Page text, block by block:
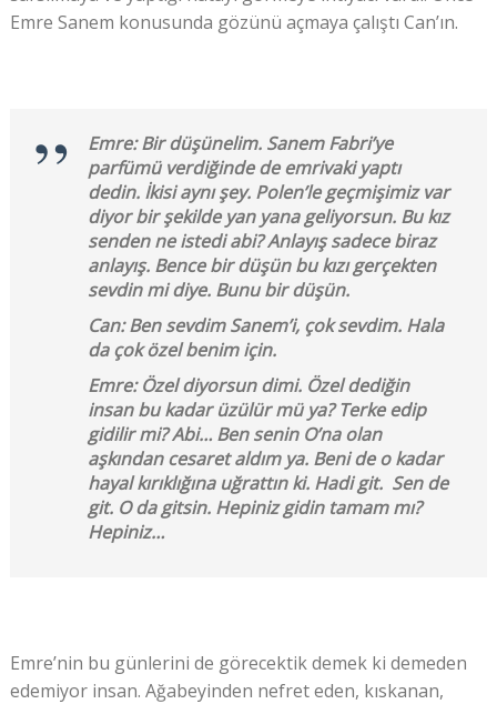
Emre Sanem konusunda gözünü açmaya çalıştı Can’ın.
Emre: Bir düşünelim. Sanem Fabri’ye
parfümü verdiğinde de emrivaki yaptı
dedin. İkisi aynı şey. Polen’le geçmişimiz var
diyor bir şekilde yan yana geliyorsun. Bu kız
senden ne istedi abi? Anlayış sadece biraz
anlayış. Bence bir düşün bu kızı gerçekten
sevdin mi diye. Bunu bir düşün.
Can: Ben sevdim Sanem’i, çok sevdim. Hala
da çok özel benim için.
Emre: Özel diyorsun dimi. Özel dediğin
insan bu kadar üzülür mü ya? Terke edip
gidilir mi? Abi… Ben senin O’na olan
aşkından cesaret aldım ya. Beni de o kadar
hayal kırıklığına uğrattın ki. Hadi git. Sen de
git. O da gitsin. Hepiniz gidin tamam mı?
Hepiniz…
Emre’nin bu günlerini de görecektik demek ki demeden
edemiyor insan. Ağabeyinden nefret eden, kıskanan,